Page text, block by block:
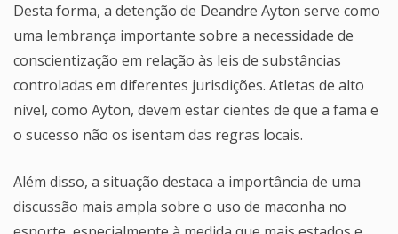
Desta forma, a detenção de Deandre Ayton serve como
uma lembrança importante sobre a necessidade de
conscientização em relação às leis de substâncias
controladas em diferentes jurisdições. Atletas de alto
nível, como Ayton, devem estar cientes de que a fama e
o sucesso não os isentam das regras locais.
Além disso, a situação destaca a importância de uma
discussão mais ampla sobre o uso de maconha no